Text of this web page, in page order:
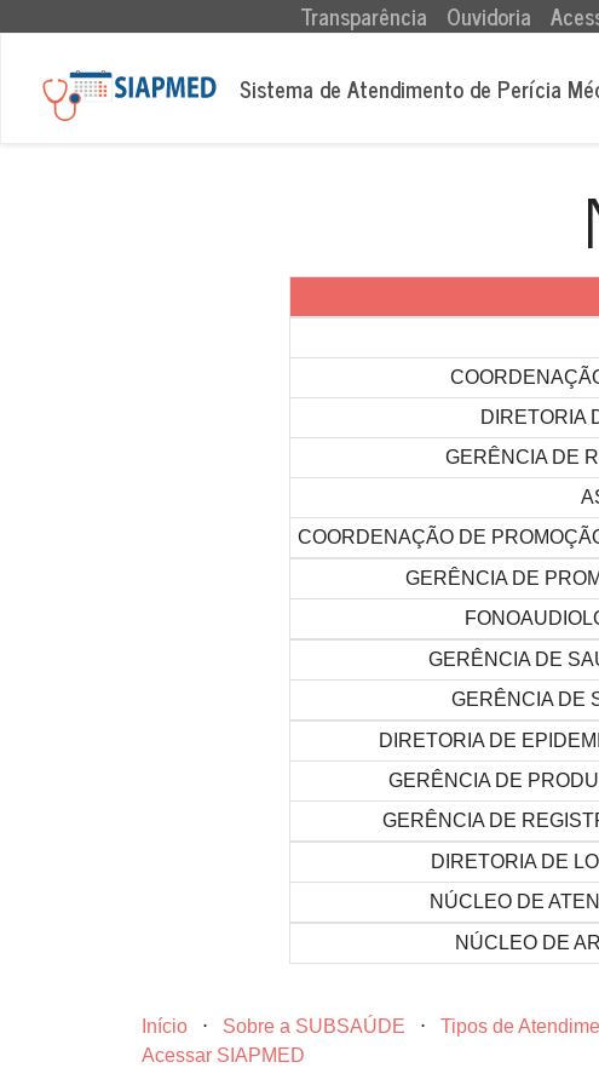
Transparência (current)
Ouvidoria
Sistema de Atendimento de Perícia
DIRETORIA
GERÊNCIA DE
COORDENAÇÃO DE
GERÊNCIA DE
GERÊNCIA DE
GERÊNCIA DE
DIRETORIA DE
GERÊNCIA DE
GERÊNCIA DE
DIRETORIA DE
NÚCLEO DE
NÚCLEO DE
Início ⋅ Sobre a SUBSAÚDE ⋅ Tipos de
Acessar SIAPMED